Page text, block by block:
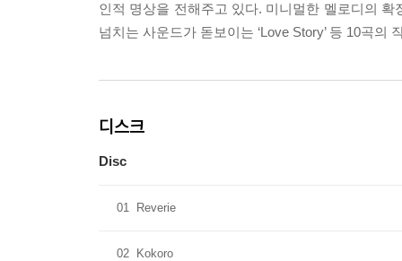
인적 명상을 전해주고 있다. 미니멀한 멜로디의 확
넘치는 사운드가 돋보이는 ‘Love Story’ 등 10곡의
디스크
Disc
01 Reverie
02 Kokoro